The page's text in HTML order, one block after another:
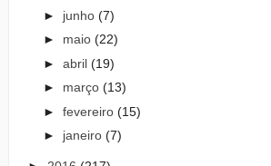
► junho (7)
► maio (22)
► abril (19)
► março (13)
► fevereiro (15)
► janeiro (7)